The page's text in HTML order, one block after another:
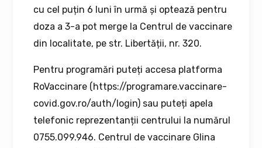
cu cel puțin 6 luni în urmă și optează pentru
doza a 3-a pot merge la Centrul de vaccinare
din localitate, pe str. Libertății, nr. 320.
Pentru programări puteți accesa platforma
RoVaccinare (https://programare.vaccinare-
covid.gov.ro/auth/login) sau puteți apela
telefonic reprezentanții centrului la numărul
0755.099.946. Centrul de vaccinare Glina